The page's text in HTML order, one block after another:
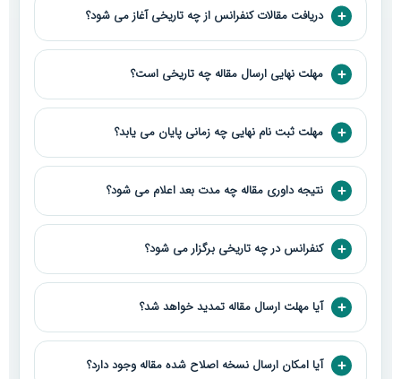
دریافت مقالات کنفرانس از چه تاریخی آغاز می شود؟
مهلت نهایی ارسال مقاله چه تاریخی است؟
مهلت ثبت نام نهایی چه زمانی پایان می یابد؟
نتیجه داوری مقاله چه مدت بعد اعلام می شود؟
کنفرانس در چه تاریخی برگزار می شود؟
آیا مهلت ارسال مقاله تمدید خواهد شد؟
آیا امکان ارسال نسخه اصلاح شده مقاله وجود دارد؟